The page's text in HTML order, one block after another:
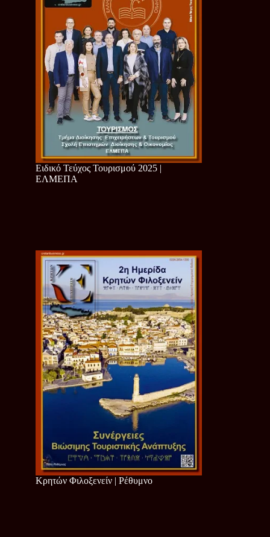
Ειδικό Τεύχος Τουρισμού 2025 |
ΕΛΜΕΠΑ
Κρητών Φιλοξενείν | Ρέθυμνο